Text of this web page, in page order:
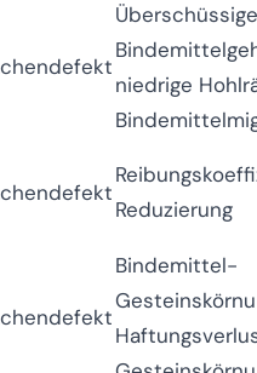
niedrige
Reduzierung
Bindemittel-